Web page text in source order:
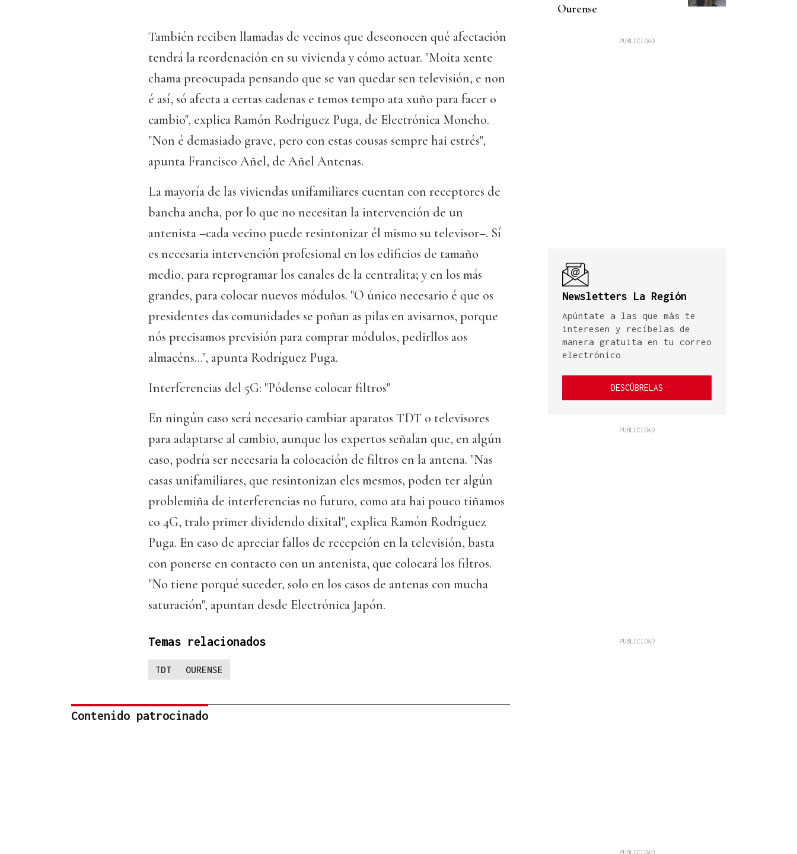
También reciben llamadas de vecinos que desconocen qué afectación
tendrá la reordenación en su vivienda y cómo actuar. "Moita xente
chama preocupada pensando que se van quedar sen televisión, e non
é así, só afecta a certas cadenas e temos tempo ata xuño para facer o
cambio", explica Ramón Rodríguez Puga, de Electrónica Moncho.
"Non é demasiado grave, pero con estas cousas sempre hai estrés",
apunta Francisco Añel, de Añel Antenas.
La mayoría de las viviendas unifamiliares cuentan con receptores de
bancha ancha, por lo que no necesitan la intervención de un
antenista –cada vecino puede resintonizar él mismo su televisor–. Sí
es necesaria intervención profesional en los edificios de tamaño
medio, para reprogramar los canales de la centralita; y en los más
grandes, para colocar nuevos módulos. "O único necesario é que os
presidentes das comunidades se poñan as pilas en avisarnos, porque
nós precisamos previsión para comprar módulos, pedirllos aos
almacéns...", apunta Rodríguez Puga.
Interferencias del 5G: "Pódense colocar filtros"
En ningún caso será necesario cambiar aparatos TDT o televisores
para adaptarse al cambio, aunque los expertos señalan que, en algún
caso, podría ser necesaria la colocación de filtros en la antena. "Nas
casas unifamiliares, que resintonizan eles mesmos, poden ter algún
problemiña de interferencias no futuro, como ata hai pouco tiñamos
co 4G, tralo primer dividendo dixital", explica Ramón Rodríguez
Puga. En caso de apreciar fallos de recepción en la televisión, basta
con ponerse en contacto con un antenista, que colocará los filtros.
"No tiene porqué suceder, solo en los casos de antenas con mucha
saturación", apuntan desde Electrónica Japón.
Temas relacionados
TDT OURENSE
Contenido patrocinado
Ourense
Newsletters La Región
Apúntate a las que más te
interesen y recíbelas de
manera gratuita en tu correo
electrónico
DESCÚBRELAS